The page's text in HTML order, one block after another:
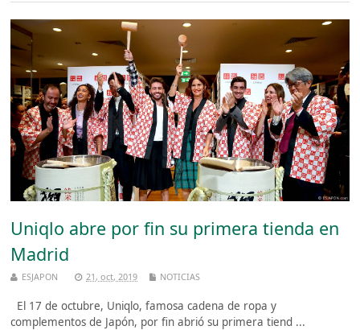
Uniqlo abre por fin su primera tienda en
Madrid
ESJAPON 21, oct, 2019 NOTICIAS
El 17 de octubre, Uniqlo, famosa cadena de ropa y
complementos de Japón, por fin abrió su primera tiend ...